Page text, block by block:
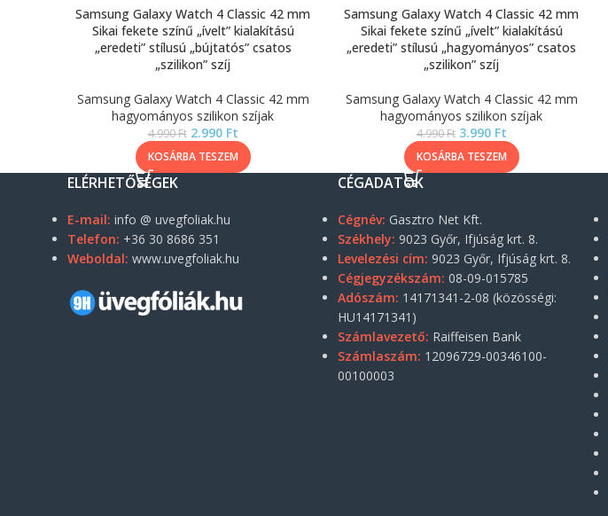
Samsung Galaxy Watch 4 Classic 42 mm
Sikai fekete színű „ívelt” kialakítású
„eredeti” stílusú „bújtatós” csatos
„szilikon” szíj
Samsung Galaxy Watch 4 Classic 42 mm
hagyományos szilikon szíjak
4.990Ft 2.990 Ft
KOSÁRBA TESZEM
Samsung Galaxy Watch 4 Classic 42 mm
Sikai fekete színű „ívelt” kialakítású
„eredeti” stílusú „hagyományos” csatos
„szilikon” szíj
Samsung Galaxy Watch 4 Classic 42 mm
hagyományos szilikon szíjak
4.990Ft 3.990 Ft
KOSÁRBA TESZEM
ELÉRHETŐSÉGEK
E-mail: info @ uvegfoliak.hu
Telefon: +36 30 8686 351
Weboldal: www.uvegfoliak.hu
CÉGADATOK
Cégnév: Gasztro Net Kft.
Székhely: 9023 Győr, Ifjúság krt. 8.
Levelezési cím: 9023 Győr, Ifjúság krt. 8.
Cégjegyzékszám: 08-09-015785
Adószám: 14171341-2-08 (közösségi:
HU14171341)
Számlavezető: Raiffeisen Bank
Számlaszám: 12096729-00346100-
00100003